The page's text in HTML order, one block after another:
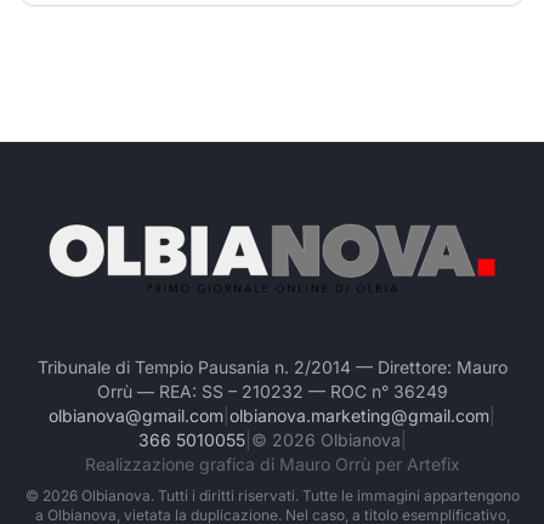
Tribunale di Tempio Pausania n. 2/2014 — Direttore: Mauro
Orrù — REA: SS – 210232 — ROC n° 36249
olbianova@gmail.com olbianova.marketing@gmail.com
366 5010055| © 2026 Olbianova
Realizzazione grafica di Mauro Orrù per Artefix
© 2026Olbianova. Tutti i diritti riservati. Tutte le immagini appartengono
a Olbianova, vietata la duplicazione. Nel caso, a titolo esemplificativo,